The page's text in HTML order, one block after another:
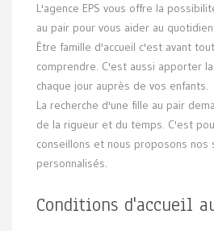
L'agence EPS vous offre la
au pair pour vous aider au
Être famille d'accueil c'est avant
comprendre. C'est aussi apporter
chaque jour auprès de vos enfants.
La recherche d'une fille au pair
de la rigueur et du temps. C'est
conseillons et nous proposons nos
personnalisés.
Conditions d'accueil